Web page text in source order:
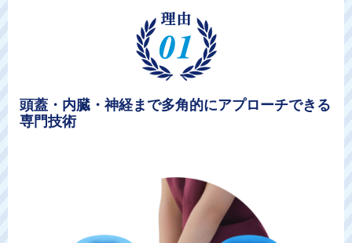
頭蓋・内臓・神経まで多角的にアプローチできる
専門技術